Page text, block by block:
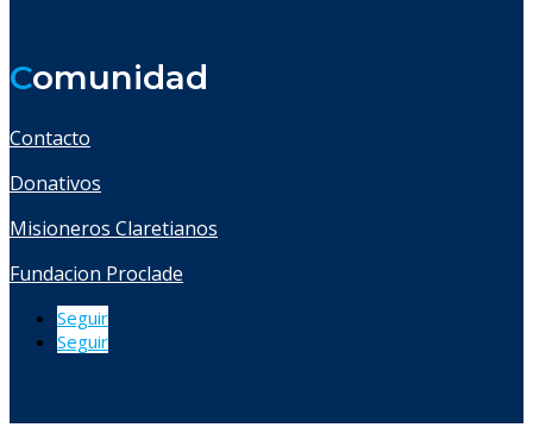
Comunidad
Contacto
Donativos
Misioneros Claretianos
Fundacion Proclade
Seguir
Seguir